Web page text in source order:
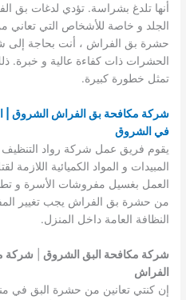
أنها تلدغ بشراسة. تؤدي لدغات بق
الجلد و خاصة للأشخاص التي
حشرة بق الفراش ، أنت بحاجة
الحشرات ذات كفاءة عالية و خبرة.
تمثل خطورة كبيرة.
شركة مكافحة بق الفراش الشروق
في الشروق
يقوم فريق عمل شركة رواد التنظيف
المبيدات و المواد الكميائية
العمل بغسيل مفروشات الأسرة و
من حشرة بق الفراش يجب تغيير
النظافة العامة داخل المنزل.
شركة مكافحة البق الشروق شركة
الفراش
إن كنتي تعانين من حشرة البق في